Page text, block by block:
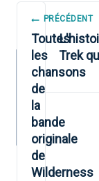
DE
PRÉCÉDENT
Toutes
les
chansons
de
la
bande
originale
de
Wilderness
Trek